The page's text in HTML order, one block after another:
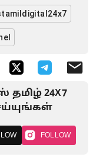
தமிழ் 24X7
FOLLOW